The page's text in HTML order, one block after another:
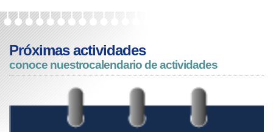
Próximas actividades
conoce nuestrocalendario de actividades